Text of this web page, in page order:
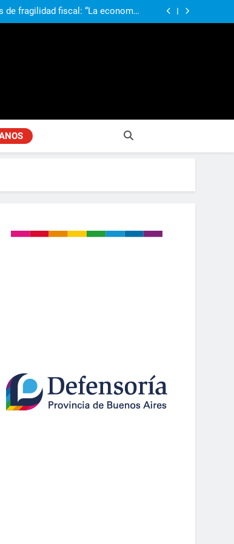
puede volver a generar déficit”
que dar marcha atrás” con la
político entre los gobernadores
XIV a la Argentina: “Hubiera
puede volver a generar déficit”
que dar marcha atrás” con la
político entre los gobernadores
XIV a la Argentina: “Hubiera